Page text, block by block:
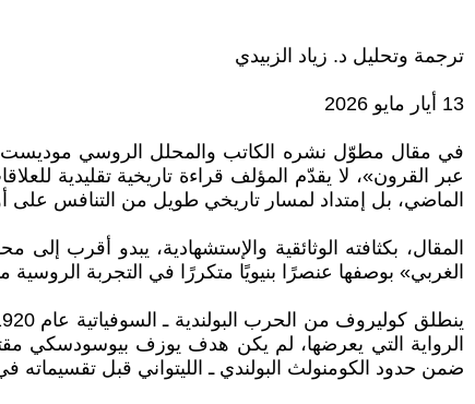
ترجمة وتحليل د. زياد الزبيدي
13 أيار مايو 2026
عبر القرون»، لا يقدّم المؤلف قراءة تاريخية تقليدية
الماضي، بل إمتداد لمسار تاريخي طويل من التنافس على
المقال، بكثافته الوثائقية والإستشهادية، يبدو أقرب
الغربي» بوصفها عنصرًا بنيويًا متكررًا في التجربة الروسية
الرواية التي يعرضها، لم يكن هدف يوزف بيوسودسكي
ضمن حدود الكومنولث البولندي ـ الليتواني قبل